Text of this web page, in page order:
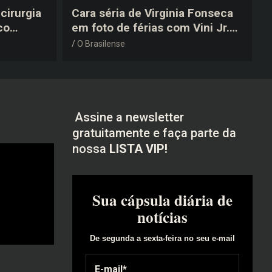
a
Cara séria de Virginia Fonseca
em foto de férias com Vini Jr.
vira piada na web: “Não
O Brasilense
Assine a newsletter
gratuitamente e faça parte da
nossa LISTA VIP!
Sua cápsula diária de
notícias
De segunda a sexta-feira no seu e-mail